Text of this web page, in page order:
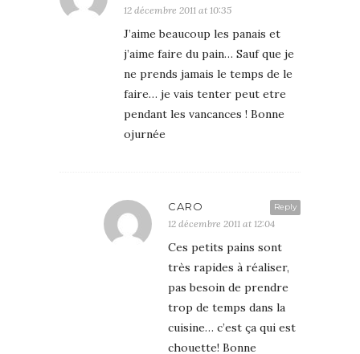
12 décembre 2011 at 10:35
J’aime beaucoup les panais et
j’aime faire du pain… Sauf que je
ne prends jamais le temps de le
faire… je vais tenter peut etre
pendant les vancances ! Bonne
ojurnée
Reply
CARO
12 décembre 2011 at 12:04
Ces petits pains sont
très rapides à réaliser,
pas besoin de prendre
trop de temps dans la
cuisine… c’est ça qui est
chouette! Bonne